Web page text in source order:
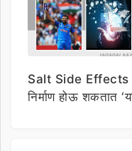
Salt Side Effects |
निर्माण होऊ शकतात